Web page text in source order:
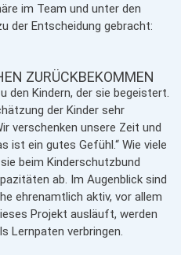
im Team und unter den
der Entscheidung gebracht:
ZURÜCKBEKOMMEN
den Kindern, der sie begeistert.
der Kinder sehr
verschenken unsere Zeit und
ist ein gutes Gefühl.“ Wie viele
beim Kinderschutzbund
ab. Im Augenblick sind
ehrenamtlich aktiv, vor allem
Projekt ausläuft, werden
Lernpaten verbringen.